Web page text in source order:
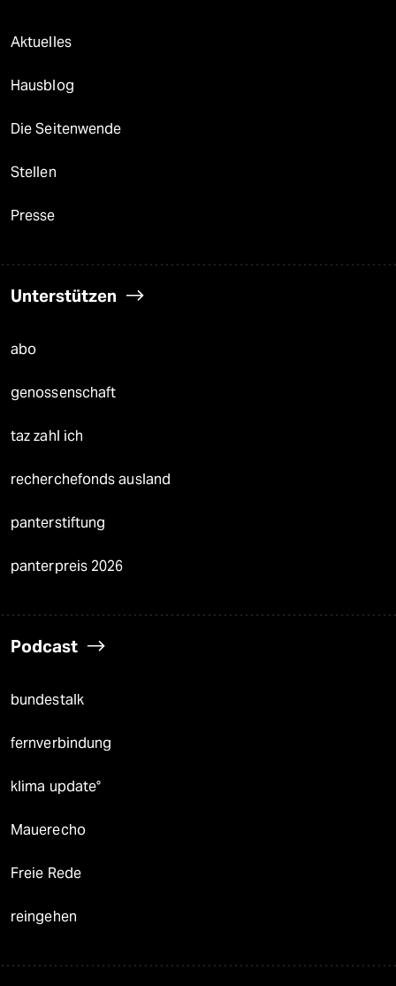
Aktuelles
Hausblog
Die Seitenwende
Stellen
Presse
Unterstützen
abo
genossenschaft
taz zahl ich
recherchefonds ausland
panterstiftung
panterpreis 2026
Podcast
bundestalk
fernverbindung
klima update°
Mauerecho
Freie Rede
reingehen